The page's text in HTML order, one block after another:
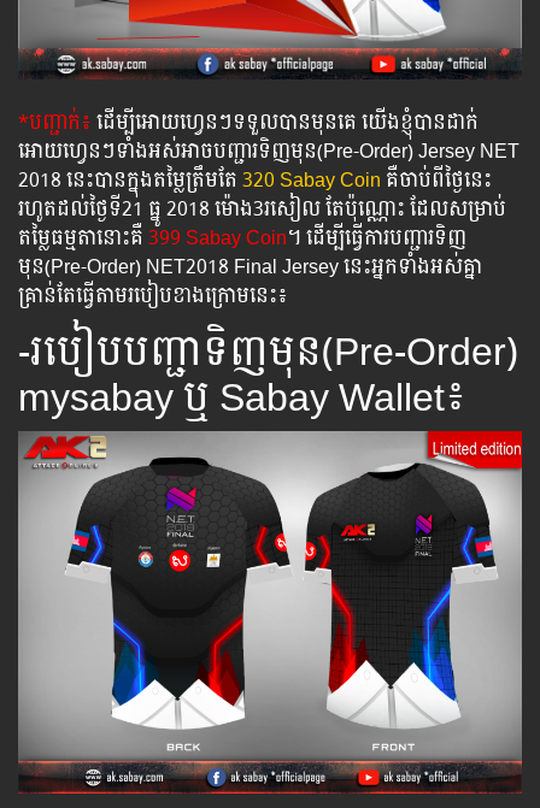
*បញ្ជាក់៖ ដើម្បីអោយហ្វេនៗទទួលបានមុនគេ យើងខ្ញុំបានដាក់
អោយហ្វេនៗទាំងអស់អាចបញ្ជារទិញមុន(Pre-Order) Jersey NET
2018 នេះបានក្នុងតម្លៃត្រឹមតែ320 Sabay Coin ​ គឺចាប់ពីថ្ងៃនេះ
រហូតដល់ថ្ងៃទី21 ធ្នូ 2018 ម៉ោង3រសៀល តែប៉ុណ្ណោះ ដែលសម្រាប់
តម្លៃធម្មតានោះគឺ399 Sabay Coin​។ ដើម្បីធ្វើការបញ្ជារទិញ
មុន(Pre-Order) NET2018 Final Jersey នេះអ្នកទាំងអស់គ្នា
គ្រាន់តែធ្វើតាមរបៀបខាងក្រោមនេះ៖
-របៀបបញ្ជាទិញមុន(Pre-Order)
mysabay ឬ Sabay Wallet៖